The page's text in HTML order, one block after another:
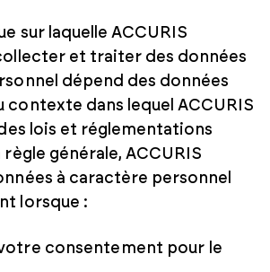
sur laquelle ACCURIS
et traiter des données
dépend des données
contexte dans lequel ACCURIS
lois et réglementations
générale, ACCURIS
à caractère personnel
lorsque :
consentement pour le